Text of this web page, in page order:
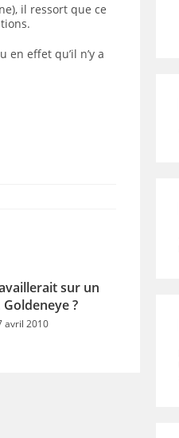
il ressort que ce
en effet qu’il n’y a
sur un
?
avril 2010